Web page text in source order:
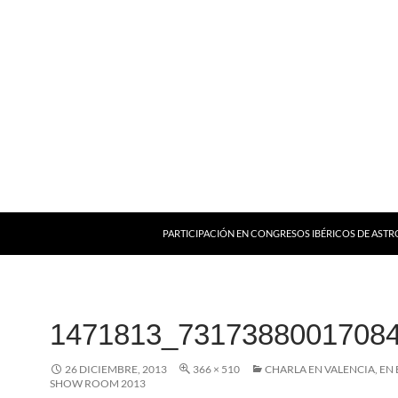
PARTICIPACIÓN EN CONGRESOS IBÉRICOS DE
26 DICIEMBRE, 2013 366 × 510
CHARLA EN VALENCIA, EN
SHOW ROOM 2013